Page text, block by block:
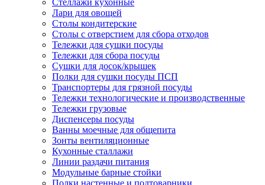
Стеллажи кухонные
Лари для овощей
Столы кондитерские
Столы с отверстием для сбора отходов
Тележки для сушки посуды
Тележки для сбора посуды
Сушки для досок/крышек
Полки для сушки посуды ПСП
Транспортеры для грязной посуды
Тележки технологические и производственные
Тележки грузовые
Диспенсеры посуды
Ванны моечные для общепита
Зонты вентиляционные
Кухонные сталлажи
Линии раздачи питания
Модульные барные стойки
Полки настенные и подтоварники